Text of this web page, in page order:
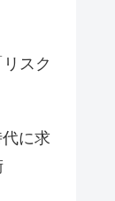
スク
に求